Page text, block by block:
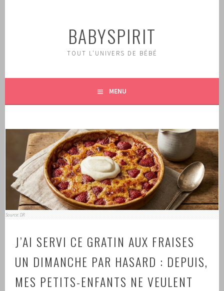
BABYSPIRIT
TOUT L'UNIVERS DE BÉBÉ
MENU
Source: DR
J’AI SERVI CE GRATIN AUX FRAISES
UN DIMANCHE PAR HASARD : DEPUIS,
MES PETITS-ENFANTS NE VEULENT